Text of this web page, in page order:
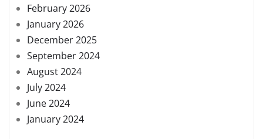
February 2026
January 2026
December 2025
September 2024
August 2024
July 2024
June 2024
January 2024